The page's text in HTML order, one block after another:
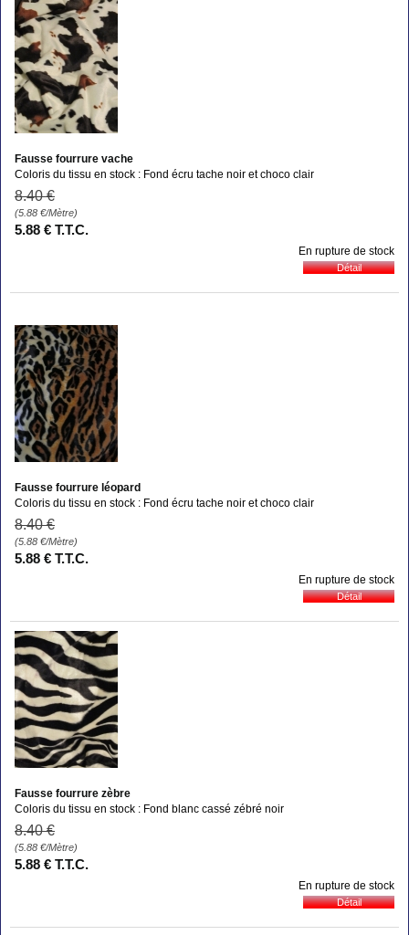
Fausse fourrure vache
Coloris du tissu en stock : Fond écru tache noir et choco clair
8.40 €
(5.88 €/Mètre)
5.88 € T.T.C.
En rupture de stock
Fausse fourrure léopard
Coloris du tissu en stock : Fond écru tache noir et choco clair
8.40 €
(5.88 €/Mètre)
5.88 € T.T.C.
En rupture de stock
Fausse fourrure zèbre
Coloris du tissu en stock : Fond blanc cassé zébré noir
8.40 €
(5.88 €/Mètre)
5.88 € T.T.C.
En rupture de stock